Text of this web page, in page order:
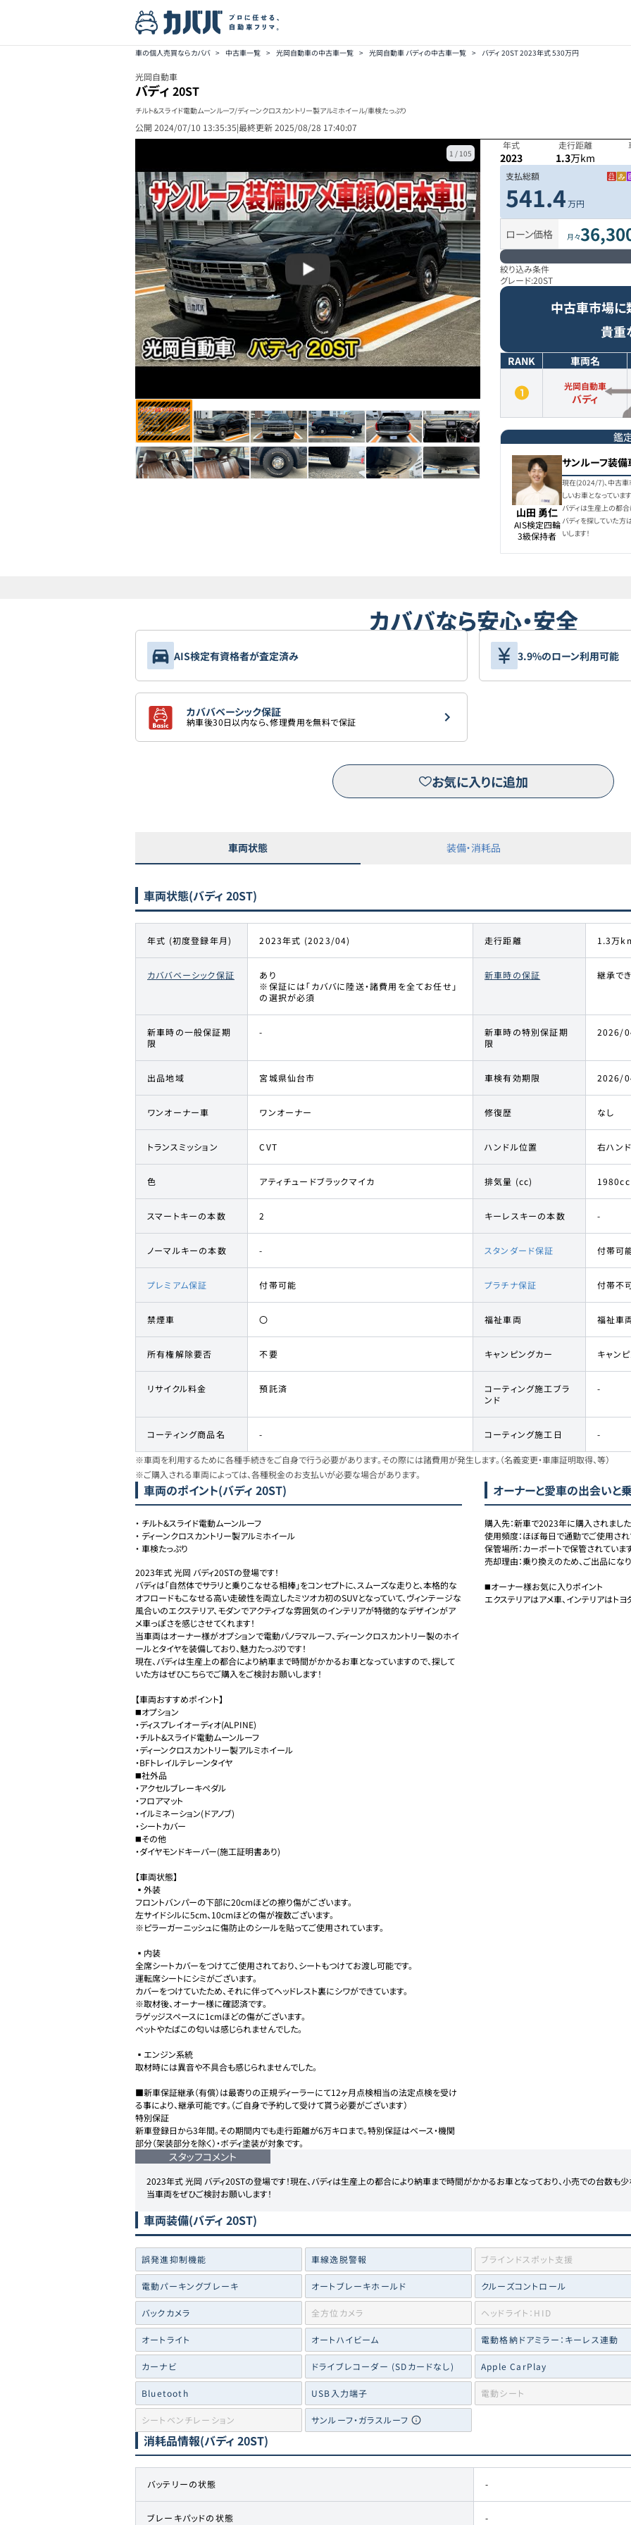
車の個人売買ならカババ > 中古車一覧 > 光岡自動車の中古車一覧 > 光岡自動車 バディの中古車一覧 > バディ 20ST 2023年式 530万円
光岡自動車
バディ 20ST
チルト&スライド電動ムーンルーフ/ディーンクロスカントリー製アルミホイール/車検たっぷり
公開 2024/07/10 13:35:35|最終更新2025/08/28 17:40:07
1 / 105
年式
2023
走行距離
1.3万km
支払総額
541.4万円
ローン価格 月々
絞り込み条件
グレード:20ST
中古車市場に
貴重
RANK 車両名
光岡自動車
バディ
鑑
山田 勇仁
AIS検定四輪
3級保持者
サンルーフ装備
現在(2024/7)、中古車
しいお車となっていま
バディは生産上の都合
バディを探していた方
いします！
カババなら安心・安全
AIS検定有資格者が査定済み 3.9%のローン利用可能
カババベーシック保証
納車後30日以内なら、修理費用を無料で保証
お気に入りに追加
車両状態 装備・消耗品
車両状態(バディ 20ST)
年式 (初度登録年月) 2023年式 (2023/04) 走行距離 1.3万
カババベーシック保証
あり
※保証には「カババに陸送・諸費用を全てお任せ」
の選択が必須
新車時の保証 継承で
新車時の一般保証期
限
-
新車時の特別保証期
限
2026/
出品地域 宮城県仙台市 車検有効期限 2026/
ワンオーナー車 ワンオーナー 修復歴 なし
トランスミッション CVT ハンドル位置 右ハン
色 アティチュードブラックマイカ 排気量 (cc) 1980cc
スマートキーの本数 2 キーレスキーの本数 -
ノーマルキーの本数 - スタンダード保証 付帯可
プレミアム保証 付帯可能 プラチナ保証 付帯不
禁煙車 〇 福祉車両 福祉車
所有権解除要否 不要 キャンピングカー キャン
リサイクル料金 預託済
コーティング施工ブラ
ンド
-
コーティング商品名 - コーティング施工日 -
※車両を利用するために各種手続きをご自身で行う必要があります。その際には諸費用が発生します。（名義変更・車庫証明取得、等）
※ご購入される車両によっては、各種税金のお支払いが必要な場合があります。
車両のポイント(バディ 20ST)
・ チルト&スライド電動ムーンルーフ
・ ディーンクロスカントリー製アルミホイール
・ 車検たっぷり
2023年式 光岡 バディ20STの登場です！
バディは「自然体でサラリと乗りこなせる相棒」をコンセプトに、スムーズな走りと、本格的な
オフロードもこなせる高い走破性を両立したミツオカ初のSUVとなっていて、ヴィンテージな
風合いのエクステリア、モダンでアクティブな雰囲気のインテリアが特徴的なデザインがア
メ車っぽさを感じさせてくれます！
当車両はオーナー様がオプションで電動パノラマルーフ、ディーンクロスカントリー製のホイ
ールとタイヤを装備しており、魅力たっぷりです！
現在、バディは生産上の都合により納車まで時間がかかるお車となっていますので、探して
いた方はぜひこちらでご購入をご検討お願いします！
【車両おすすめポイント】
◼️オプション
・ディスプレイオーディオ(ALPINE)
・チルト&スライド電動ムーンルーフ
・ディーンクロスカントリー製アルミホイール
・BFトレイルテレーンタイヤ
◼️社外品
・アクセルブレーキペダル
・フロアマット
・イルミネーション(ドアノブ)
・シートカバー
◼️その他
・ダイヤモンドキーパー(施工証明書あり)
【車両状態】
▪️外装
フロントバンパーの下部に20cmほどの擦り傷がございます。
左サイドシルに5cm、10cmほどの傷が複数ございます。
※ピラーガーニッシュに傷防止のシールを貼ってご使用されています。
▪️内装
全席シートカバーをつけてご使用されており、シートもつけてお渡し可能です。
運転席シートにシミがございます。
カバーをつけていたため、それに伴ってヘッドレスト裏にシワができています。
※取材後、オーナー様に確認済です。
ラゲッジスペースに1cmほどの傷がございます。
ペットやたばこの匂いは感じられませんでした。
▪️エンジン系統
取材時には異音や不具合も感じられませんでした。
■新車保証継承（有償）は最寄りの正規ディーラーにて12ヶ月点検相当の法定点検を受け
る事により、継承可能です。（ご自身で予約して受けて貰う必要がございます）
特別保証
新車登録日から3年間。その期間内でも走行距離が6万キロまで。特別保証はベース・機関
部分（架装部分を除く）・ボディ塗装が対象です。
オーナーと愛車の出会いと
購入先：新車で2023年に購入されました
使用頻度：ほぼ毎日で通勤でご使用され
保管場所：カーポートで保管されています
売却理由：乗り換えのため、ご出品になり
◼️オーナー様お気に入りポイント
エクステリアはアメ車、インテリアはト
スタッフコメント
2023年式 光岡 バディ20STの登場です！現在、バディは生産上の都合により納車まで時間がかかるお車となっており、小売での台数も
当車両をぜひご検討お願いします！
車両装備(バディ 20ST)
誤発進抑制機能 車線逸脱警報 ブラインドスポット支援
電動パーキングブレーキ オートブレーキホールド クルーズコントロール
バックカメラ 全方位カメラ ヘッドライト：HID
オートライト オートハイビーム 電動格納ドアミラー：キーレス連動
カーナビ ドライブレコーダー (SDカードなし) Apple CarPlay
Bluetooth USB入力端子 電動シート
シートベンチレーション サンルーフ・ガラスルーフ
消耗品情報(バディ 20ST)
バッテリーの状態 -
ブレーキパッドの状態 -